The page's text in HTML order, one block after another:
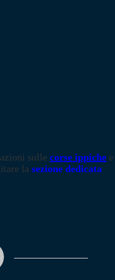
sulle corse ippiche e
la sezione dedicata